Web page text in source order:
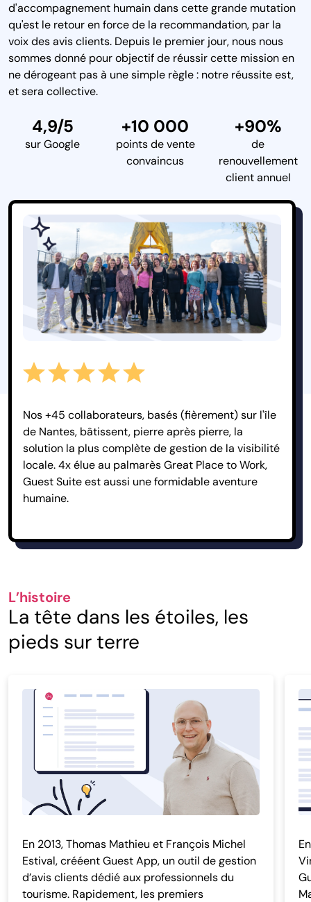
d'accompagnement humain dans cette grande mutation
qu'est le retour en force de la recommandation, par la
voix des avis clients. Depuis le premier jour, nous nous
sommes donné pour objectif de réussir cette mission en
ne dérogeant pas à une simple règle : notre réussite est,
et sera collective.
4,9/5
sur Google
+10 000
points de vente
convaincus
+90%
de
renouvellement
client annuel
Nos +45 collaborateurs, basés (fièrement) sur l'île
de Nantes, bâtissent, pierre après pierre, la
solution la plus complète de gestion de la visibilité
locale. 4x élue au palmarès Great Place to Work,
Guest Suite est aussi une formidable aventure
humaine.
L’histoire
La tête dans les étoiles, les
pieds sur terre
En 2013, Thomas Mathieu et François Michel
Estival, crééent Guest App, un outil de gestion
d’avis clients dédié aux professionnels du
tourisme. Rapidement, les premiers